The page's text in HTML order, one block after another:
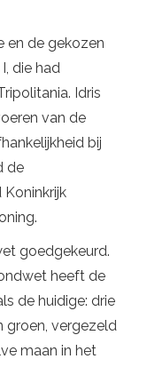
en de gekozen
die had
Idris
van de
bij
de
Koninkrijk
goedgekeurd.
heeft de
de huidige: drie
groen, vergezeld
maan in het